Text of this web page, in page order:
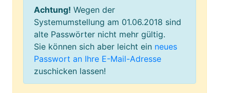
Achtung! Wegen der
Systemumstellung am 01.06.2018 sind
alte Passwörter nicht mehr gültig.
Sie können sich aber leicht ein neues
Passwort an Ihre E-Mail-Adresse
zuschicken lassen!